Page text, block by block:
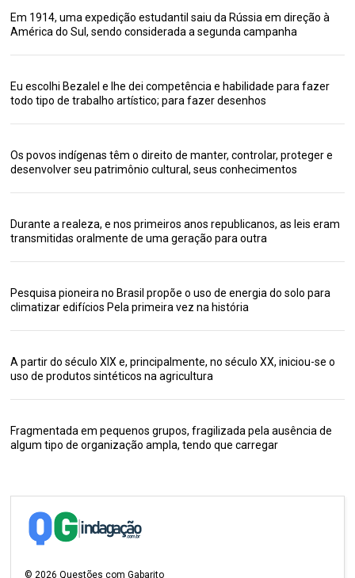
Em 1914, uma expedição estudantil saiu da Rússia em direção à
América do Sul, sendo considerada a segunda campanha
Eu escolhi Bezalel e lhe dei competência e habilidade para fazer
todo tipo de trabalho artístico; para fazer desenhos
Os povos indígenas têm o direito de manter, controlar, proteger e
desenvolver seu patrimônio cultural, seus conhecimentos
Durante a realeza, e nos primeiros anos republicanos, as leis eram
transmitidas oralmente de uma geração para outra
Pesquisa pioneira no Brasil propõe o uso de energia do solo para
climatizar edifícios Pela primeira vez na história
A partir do século XIX e, principalmente, no século XX, iniciou-se o
uso de produtos sintéticos na agricultura
Fragmentada em pequenos grupos, fragilizada pela ausência de
algum tipo de organização ampla, tendo que carregar
© 2026 Questões com Gabarito